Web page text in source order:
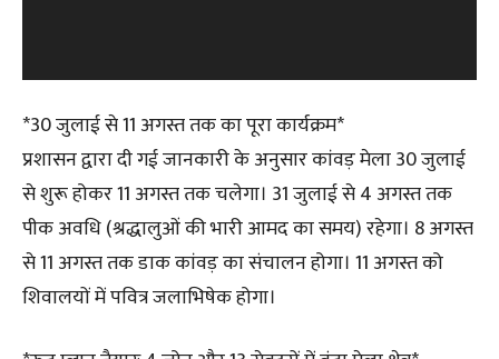
a
y
e
r
*30 जुलाई से 11 अगस्त तक का पूरा कार्यक्रम*
प्रशासन द्वारा दी गई जानकारी के अनुसार कांवड़ मेला 30 जुलाई
से शुरू होकर 11 अगस्त तक चलेगा। 31 जुलाई से 4 अगस्त तक
पीक अवधि (श्रद्धालुओं की भारी आमद का समय) रहेगा। 8 अगस्त
से 11 अगस्त तक डाक कांवड़ का संचालन होगा। 11 अगस्त को
शिवालयों में पवित्र जलाभिषेक होगा।